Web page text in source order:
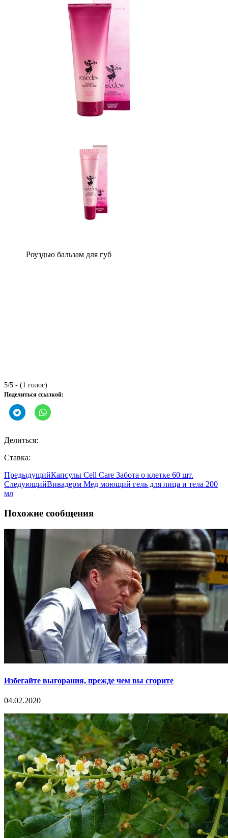
Роуздью бальзам для губ
5/5 - (1 голос)
Поделиться ссылкой:
Делиться:
Ставка:
ПредыдущийКапсулы Cell Care Забота о клетке 60 шт.
СледующийВивадерм Мед моющий гель для лица и тела 200
мл
Похожие сообщения
Избегайте выгорания, прежде чем вы сгорите
04.02.2020